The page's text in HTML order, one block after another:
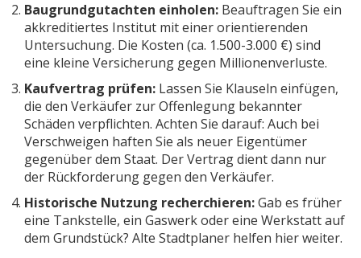
Baugrundgutachten einholen: Beauftragen Sie ein
akkreditiertes Institut mit einer orientierenden
Untersuchung. Die Kosten (ca. 1.500-3.000 €) sind
eine kleine Versicherung gegen Millionenverluste.
Kaufvertrag prüfen: Lassen Sie Klauseln einfügen,
die den Verkäufer zur Offenlegung bekannter
Schäden verpflichten. Achten Sie darauf: Auch bei
Verschweigen haften Sie als neuer Eigentümer
gegenüber dem Staat. Der Vertrag dient dann nur
der Rückforderung gegen den Verkäufer.
Historische Nutzung recherchieren:Gab es früher
eine Tankstelle, ein Gaswerk oder eine Werkstatt auf
dem Grundstück? Alte Stadtplaner helfen hier weiter.